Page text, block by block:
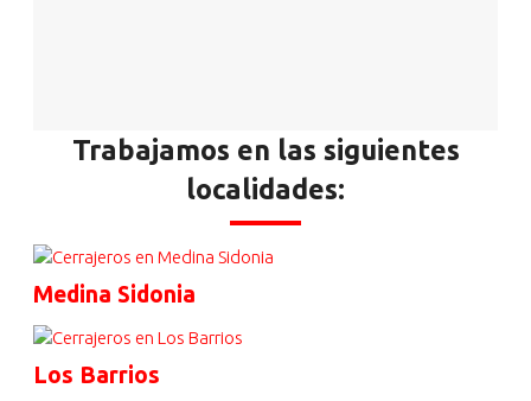
Trabajamos en las siguientes
localidades:
Medina Sidonia
Los Barrios